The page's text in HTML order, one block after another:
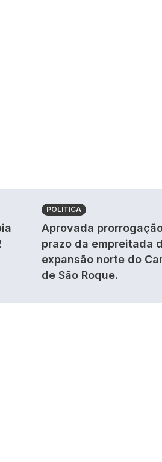
POLÍTICA
Aprovada
prazo da empreitada
expansão norte do
de São Roque.